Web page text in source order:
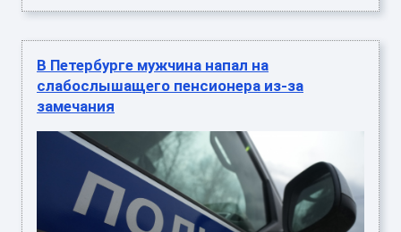
В Петербурге мужчина напал на
слабослышащего пенсионера из-за
замечания